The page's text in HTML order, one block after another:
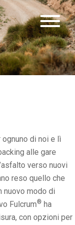
di noi e lì
alle gare
verso nuovi
reso quello che
nuovo modo di
Fulcrum® ha
con opzioni per